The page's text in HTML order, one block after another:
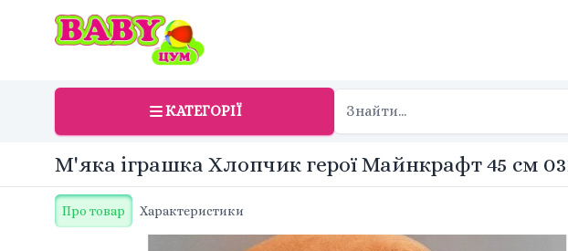
КАТЕГОРІЇ
М'яка іграшка Хлопчик герої Майнкрафт 45 см
Про товар Характеристики